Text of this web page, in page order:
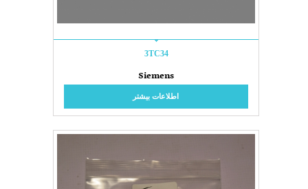
3TC34
Siemens
اطلاعات بیشتر